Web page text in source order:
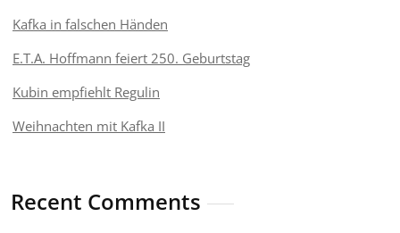
Kafka in falschen Händen
E.T.A. Hoffmann feiert 250. Geburtstag
Kubin empfiehlt Regulin
Weihnachten mit Kafka II
Recent Comments